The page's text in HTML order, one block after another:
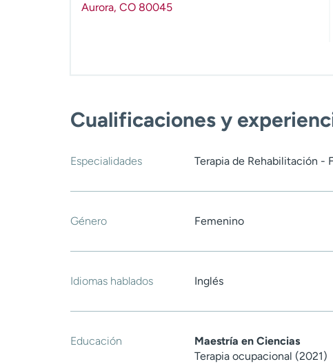
Aurora, CO 80045
Cualificaciones y
Especialidades Terapia de Rehabilitación -
Género Femenino
Idiomas hablados Inglés
Educación
Maestría en Ciencias
Terapia ocupacional (2021)